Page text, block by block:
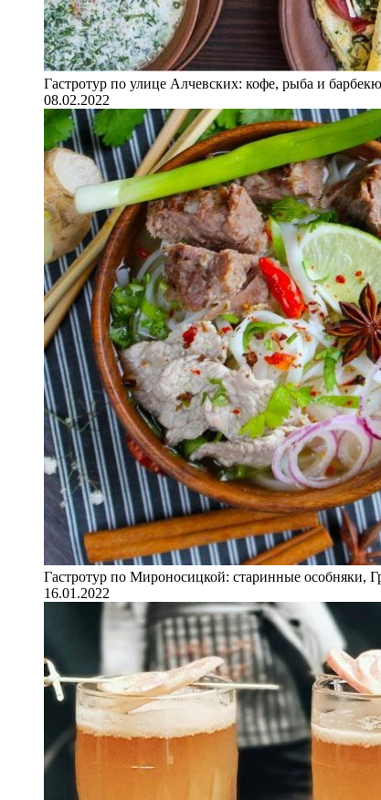
Гастротур по улице Алчевских: кофе, рыба и барбекю
08.02.2022
Гастротур по Мироносицкой: старинные особняки,
16.01.2022